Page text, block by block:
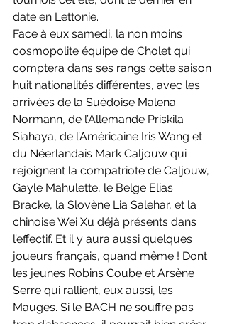
date en Lettonie.
Face à eux samedi, la non moins
cosmopolite équipe de Cholet qui
comptera dans ses rangs cette saison
huit nationalités différentes, avec les
arrivées de la Suédoise Malena
Normann, de l’Allemande Priskila
Siahaya, de l’Américaine Iris Wang et
du Néerlandais Mark Caljouw qui
rejoignent la compatriote de Caljouw,
Gayle Mahulette, le Belge Elias
Bracke, la Slovène Lia Salehar, et la
chinoise Wei Xu déjà présents dans
l’effectif. Et il y aura aussi quelques
joueurs français, quand même ! Dont
les jeunes Robins Coube et Arsène
Serre qui rallient, eux aussi, les
Mauges. Si le BACH ne souffre pas